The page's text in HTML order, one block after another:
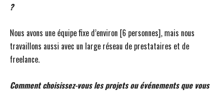
?
Nous avons une équipe fixe d’environ [6 personnes], mais nous
travaillons aussi avec un large réseau de prestataires et de
freelance.
Comment choisissez-vous les projets ou événements que vous